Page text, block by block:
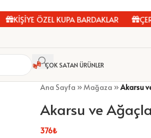
KİŞİYE ÖZEL KUPA BARDAKLAR
ÇOK SATAN ÜRÜNLER
Ana Sayfa »Mağaza »Akarsu
Akarsu ve
376₺